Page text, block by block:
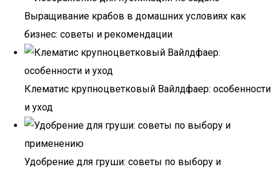
Выращивание крабов в домашних условиях как
бизнес: советы и рекомендации
Клематис крупноцветковый Вайлдфаер: особенности
и уход
Удобрение для груши: советы по выбору и